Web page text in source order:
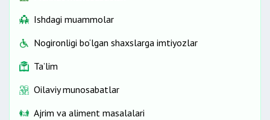
Ishdagi muammolar
Nogironligi bo‘lgan shaxslarga imtiyozlar
Ta’lim
Oilaviy munosabatlar
Ajrim va aliment masalalari